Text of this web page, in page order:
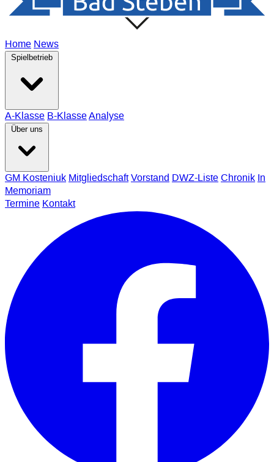
Home News
Spielbetrieb
A-Klasse B-KlasseAnalyse
Über uns
GM Kosteniuk Mitgliedschaft Vorstand DWZ-Liste Chronik In
Memoriam
Termine Kontakt